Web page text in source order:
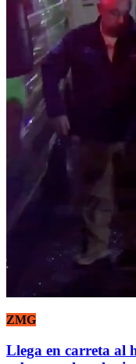
ZMG
Llega en carreta al